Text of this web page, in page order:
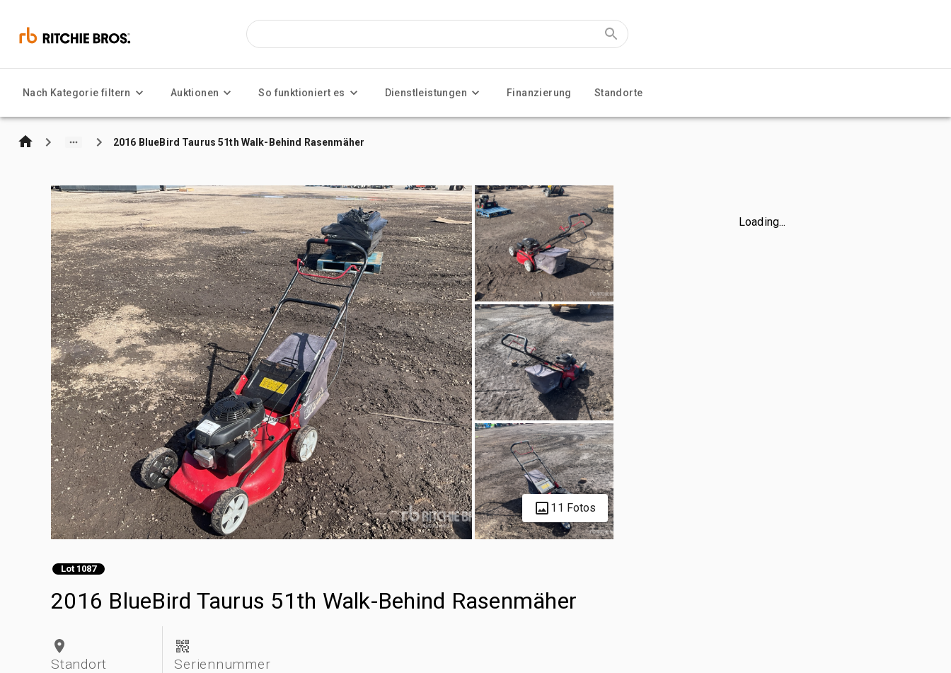
Nach Kategorie filtern Auktionen So funktioniert es Dienstleistungen Finanzierung Standorte
2016 BlueBird Taurus 51th Walk-Behind Rasenmäher
11 Fotos
Lot 1087
2016 BlueBird Taurus 51th Walk-Behind Rasenmäher
Standort Seriennummer
Loading...